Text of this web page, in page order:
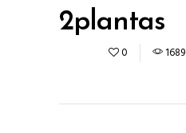
2plantas
0 1689